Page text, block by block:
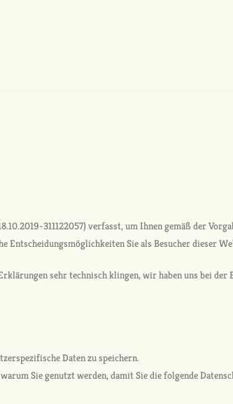
311122057) verfasst, um Ihnen gemäß der
Entscheidungsmöglichkeiten Sie als Besucher dieser
sehr technisch klingen, wir haben uns bei
Daten zu speichern.
Sie genutzt werden, damit Sie die folgende